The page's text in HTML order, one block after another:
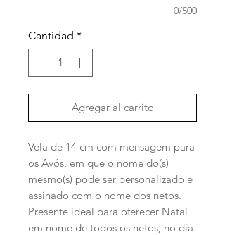
0/500
Cantidad *
Agregar al carrito
Vela de 14 cm com mensagem para
os Avós, em que o nome do(s)
mesmo(s) pode ser personalizado e
assinado com o nome dos netos.
Presente ideal para oferecer Natal
em nome de todos os netos, no dia